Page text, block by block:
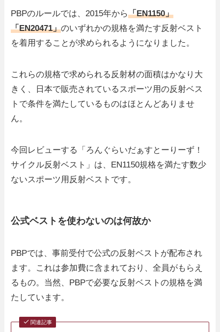
PBPのルールでは、2015年から「EN1150」
「EN20471」のいずれかの規格を満たす反射ベスト
を着用することが求められるようになりました。
これらの規格で求められる反射材の面積はかなり大
きく、日本で販売されているスポーツ用の反射ベス
トで条件を満たしているものはほとんどありませ
ん。
今回レビューする「ろんぐらいだぁすとーりーず！
サイクル反射ベスト」は、EN1150規格を満たす数少
ないスポーツ用反射ベストです。
公式ベストを使わないのは何故か
PBPでは、事前受付で公式の反射ベストが配布され
ます。これは参加費に含まれており、全員がもらえ
るもの。当然、PBPで必要な反射ベストの規格を満
たしています。
関連記事